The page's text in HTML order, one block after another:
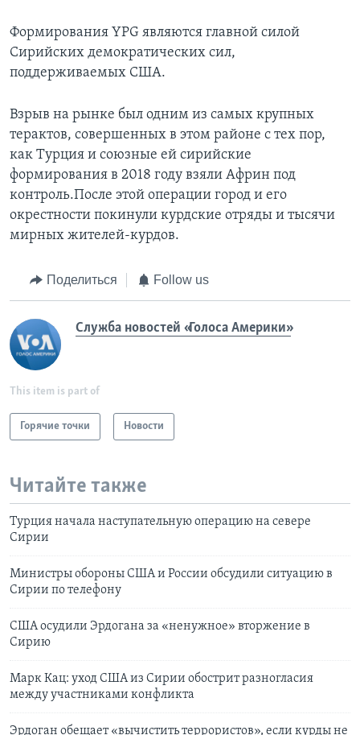
Формирования YPG являются главной силой
Сирийских демократических сил,
поддерживаемых США.
Взрыв на рынке был одним из самых крупных
терактов, совершенных в этом районе с тех пор,
как Турция и союзные ей сирийские
формирования в 2018 году взяли Африн под
контроль.После этой операции город и его
окрестности покинули курдские отряды и тысячи
мирных жителей-курдов.
Поделиться Follow us
Служба новостей «Голоса Америки»
This item is part of
Горячие точки Новости
Читайте также
Турция начала наступательную операцию на севере
Сирии
Министры обороны США и России обсудили ситуацию в
Сирии по телефону
США осудили Эрдогана за «ненужное» вторжение в
Сирию
Марк Кац: уход США из Сирии обострит разногласия
между участниками конфликта
Эрдоган обещает «вычистить террористов», если курды не